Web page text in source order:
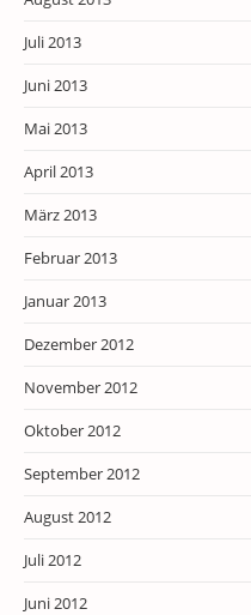
Juli 2013
Juni 2013
Mai 2013
April 2013
März 2013
Februar 2013
Januar 2013
Dezember 2012
November 2012
Oktober 2012
September 2012
August 2012
Juli 2012
Juni 2012